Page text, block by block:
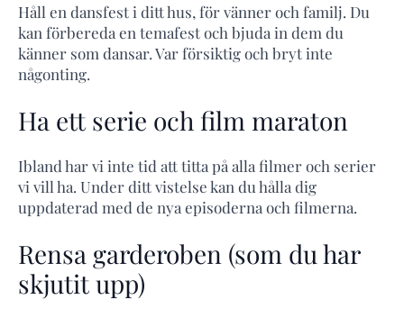
Håll en dansfest i ditt hus, för vänner och familj. Du
kan förbereda en temafest och bjuda in dem du
känner som dansar. Var försiktig och bryt inte
någonting.
Ha ett serie och film maraton
Ibland har vi inte tid att titta på alla filmer och serier
vi vill ha. Under ditt vistelse kan du hålla dig
uppdaterad med de nya episoderna och filmerna.
Rensa garderoben (som du har
skjutit upp)